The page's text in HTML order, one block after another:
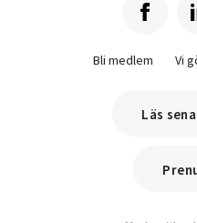
Bli medlem Vi
Läs